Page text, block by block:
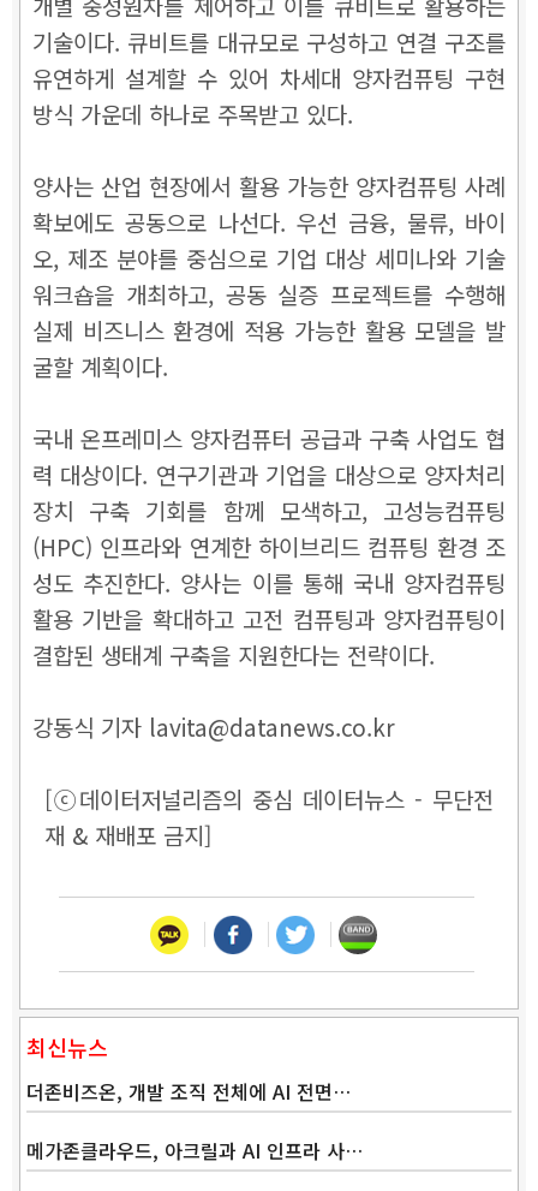
기술이다. 큐비트를 대규모로 구성하고 연결 구조를
유연하게 설계할 수 있어 차세대 양자컴퓨팅 구현
방식 가운데 하나로 주목받고 있다.
양사는 산업 현장에서 활용 가능한 양자컴퓨팅 사례
확보에도 공동으로 나선다. 우선 금융, 물류, 바이
오, 제조 분야를 중심으로 기업 대상 세미나와 기술
워크숍을 개최하고, 공동 실증 프로젝트를 수행해
실제 비즈니스 환경에 적용 가능한 활용 모델을 발
굴할 계획이다.
국내 온프레미스 양자컴퓨터 공급과 구축 사업도 협
력 대상이다. 연구기관과 기업을 대상으로 양자처리
장치 구축 기회를 함께 모색하고, 고성능컴퓨팅
(HPC) 인프라와 연계한 하이브리드 컴퓨팅 환경 조
성도 추진한다. 양사는 이를 통해 국내 양자컴퓨팅
활용 기반을 확대하고 고전 컴퓨팅과 양자컴퓨팅이
결합된 생태계 구축을 지원한다는 전략이다.
강동식 기자 lavita@datanews.co.kr
[ⓒ데이터저널리즘의 중심 데이터뉴스 - 무단전
재 & 재배포 금지]
최신뉴스
더존비즈온, 개발 조직 전체에 AI 전면…
메가존클라우드, 아크릴과 AI 인프라 사…